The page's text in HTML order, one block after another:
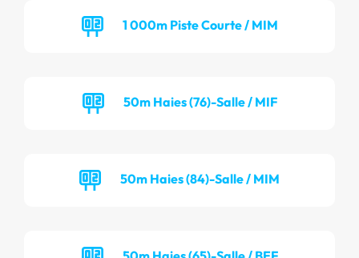
1 000m Piste Courte / MIM
50m Haies (76)-Salle / MIF
50m Haies (84)-Salle / MIM